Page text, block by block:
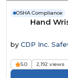
OSHA Compliance
Hand
by CDP Inc.
5.0 2,192 views